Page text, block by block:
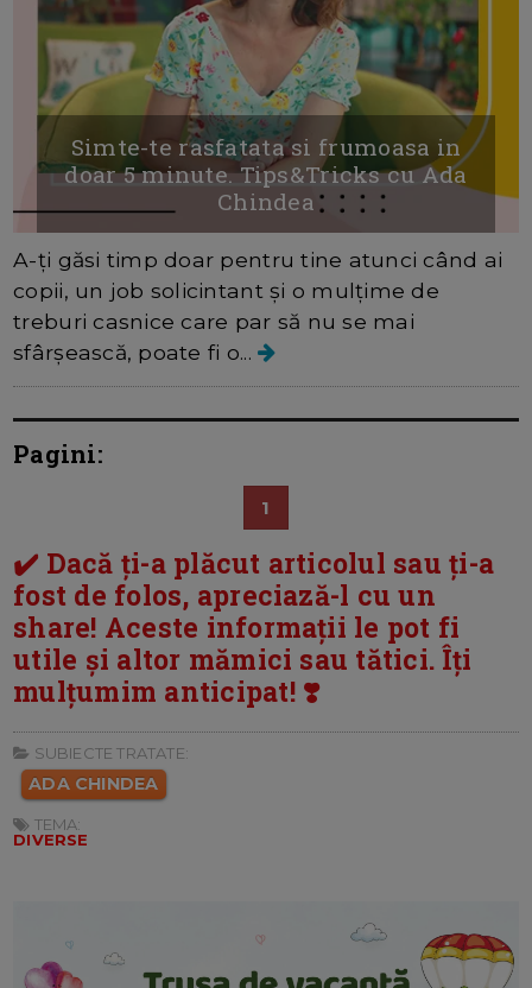
Simte-te rasfatata si frumoasa in
doar 5 minute. Tips&Tricks cu Ada
Chindea
A-ți găsi timp doar pentru tine atunci când ai
copii, un job solicintant și o mulțime de
treburi casnice care par să nu se mai
sfârșească, poate fi o...
Pagini:
1
✔️ Dacă ți-a plăcut articolul sau ți-a
fost de folos, apreciază-l cu un
share! Aceste informații le pot fi
utile și altor mămici sau tătici. Îți
mulțumim anticipat! ❣️
SUBIECTE TRATATE:
ADA CHINDEA
TEMA:
DIVERSE